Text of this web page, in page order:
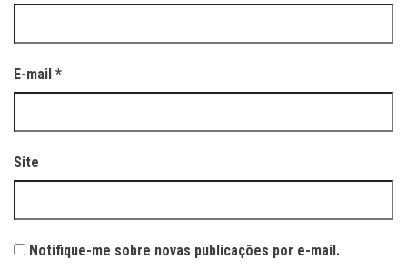
E-mail *
Site
Notifique-me sobre novas publicações por e-mail.